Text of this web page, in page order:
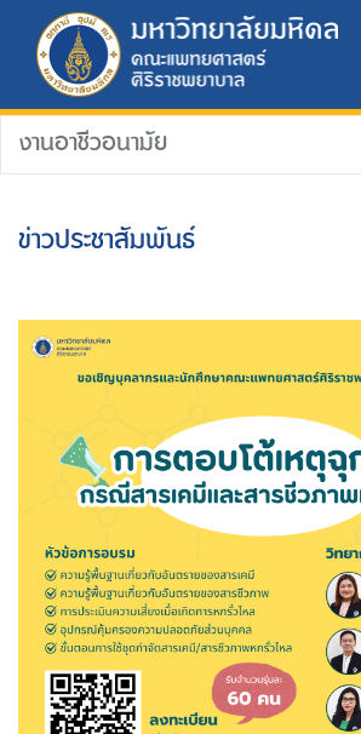
งานอาชีวอนามัย
ข่าวประชาสัมพันธ์